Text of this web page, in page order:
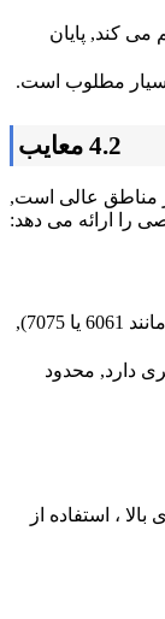
کند, پایان
بسیار مطلوب است.
4.2 معایب
از مناطق عالی است,
را ارائه می دهد:
در مقایسه با نمرات آلومینیوم آلیاژ شده (مانند 6061 یا 7075),
دارد, محدود
، استفاده از